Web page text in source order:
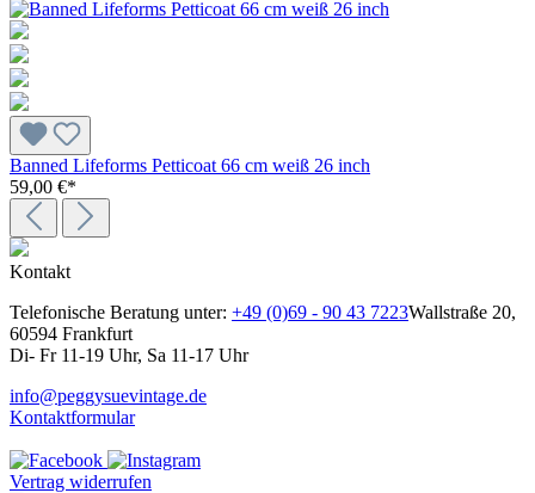
Banned Lifeforms Petticoat 66 cm weiß 26 inch
59,00 €*
Kontakt
Telefonische Beratung unter: +49 (0)69 - 90 43 7223Wallstraße 20,
60594 Frankfurt
Di- Fr 11-19 Uhr, Sa 11-17 Uhr
info@peggysuevintage.de
Kontaktformular
Vertrag widerrufen